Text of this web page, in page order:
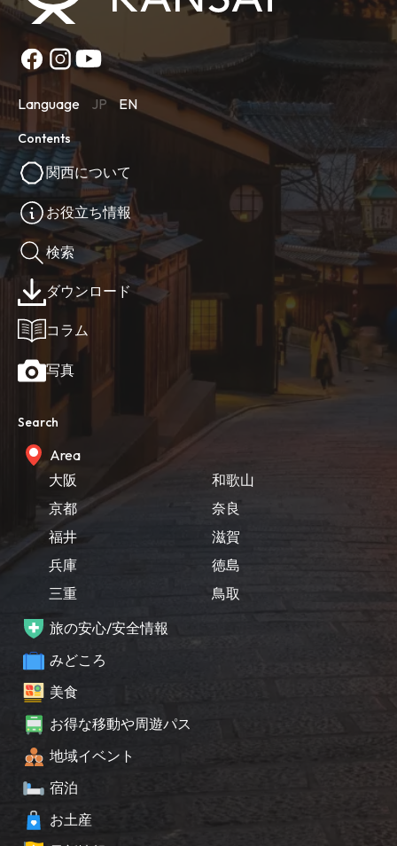
Language JP EN
Contents
関西について
お役立ち情報
検索
ダウンロード
コラム
写真
Search
Area
大阪
京都
福井
兵庫
三重
和歌山
奈良
滋賀
徳島
鳥取
旅の安心/安全情報
みどころ
美食
お得な移動や周遊パス
地域イベント
宿泊
お土産